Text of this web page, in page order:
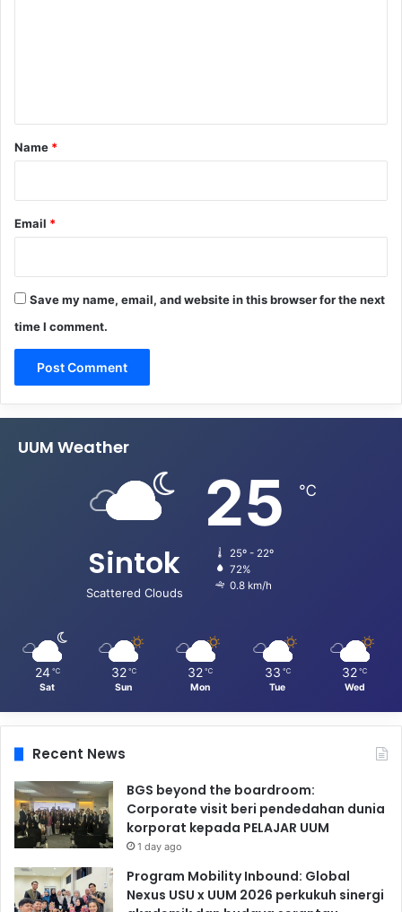
*
Name *
Email *
Save my name, email, and website in this browser for the next
time I comment.
UUM Weather
Sintok
Scattered Clouds
25 ℃
25º - 22º
72%
0.8 km/h
24 ℃
Sat
32 ℃
Sun
32 ℃
Mon
33 ℃
Tue
32 ℃
Wed
Recent News
BGS beyond the boardroom:
Corporate visit beri pendedahan dunia
korporat kepada PELAJAR UUM
1 day ago
Program Mobility Inbound: Global
Nexus USU x UUM 2026 perkukuh sinergi